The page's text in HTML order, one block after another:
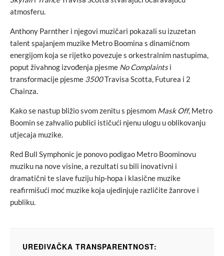
atmosferu.
Anthony Parnther i njegovi muzičari pokazali su izuzetan
talent spajanjem muzike Metro Boomina s dinamičnom
energijom koja se rijetko povezuje s orkestralnim nastupima,
poput živahnog izvođenja pjesme No Complaintsi
transformacije pjesme 3500Travisa Scotta, Futurea i 2
Chainza.
Kako se nastup bližio svom zenitu s pjesmom Mask Off, Metro
Boomin se zahvalio publici ističući njenu ulogu u oblikovanju
utjecaja muzike.
Red Bull Symphonic je ponovo podigao Metro Boominovu
muziku na nove visine, a rezultati su bili inovativni i
dramatični te slave fuziju hip-hopa i klasične muzike
reafirmišući moć muzike koja ujedinjuje različite žanrove i
publiku.
UREĐIVAČKA TRANSPARENTNOST: